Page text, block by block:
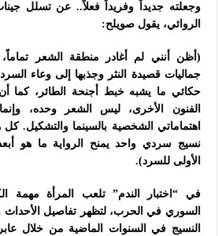
وجعلته جديداً وفريداً فعلاً.. عن تسلل
الروائي، يقول صويلح:
(أظن أنني لم أغادر منطقة الشعر
جماليات قصيدة النثر وجذبها إلى وعاء
حكائي ما يشبه خبط أجنحة الطائر، كما
الفنون الأخرى، ليس الشعر وحده، وإنما
اهتماماتي الشخصية بالسينما والتشكيل.
نسيج سردي واحد يمنح الرواية ما هو
الأولى للسرد).
في “اختبار الندم” تلعب المرأة مهمة
السوري في الحرب، لتظهر تفاصيل الأحداث
النسيج في السنوات الماضية من خلال